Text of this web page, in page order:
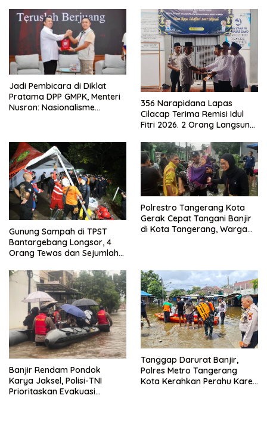
Jadi Pembicara di Diklat
Pratama DPP GMPK, Menteri
Nusron: Nasionalisme
356 Narapidana Lapas
Cilacap Terima Remisi Idul
Fitri 2026. 2 Orang Langsung
Gunung Sampah di TPST
Bantargebang Longsor, 4
Orang Tewas dan Sejumlah
Polrestro Tangerang Kota
Gerak Cepat Tangani Banjir
di Kota Tangerang, Warga
Banjir Rendam Pondok
Karya Jaksel, Polisi-TNI
Prioritaskan Evakuasi
Tanggap Darurat Banjir,
Polres Metro Tangerang
Kota Kerahkan Perahu Karet